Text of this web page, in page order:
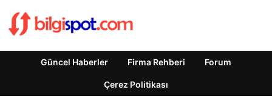
Güncel Haberler Firma Rehberi Forum
Çerez Politikası